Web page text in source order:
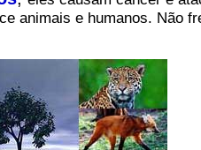
animais e humanos. Não